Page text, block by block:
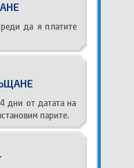
да я платите
дни от датата на
парите.